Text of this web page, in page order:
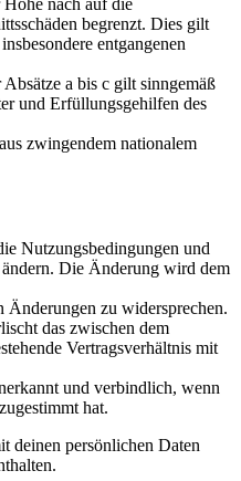
nach auf die
begrenzt. Dies gilt
entgangenen
a bis c gilt sinngemäß
und Erfüllungsgehilfen des
zwingendem nationalem
Nutzungsbedingungen und
Die Änderung wird dem
Änderungen zu widersprechen.
das zwischen dem
Vertragsverhältnis mit
und verbindlich, wenn
hat.
deinen persönlichen Daten